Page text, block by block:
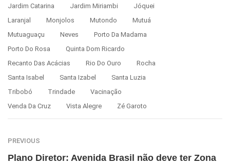
Jardim Catarina
Jardim Miriambi
Jóquei
Laranjal
Monjolos Mutondo
Mutuá
Mutuaguaçu
Neves
Porto Da Madama
Porto Do Rosa
Quinta Dom Ricardo
Recanto Das Acácias
Rio Do Ouro
Rocha
Santa Isabel
Santa Izabel
Santa Luzia
Tribobó
Trindade
Vacinação
Venda Da Cruz
Vista Alegre Zé Garoto
PREVIOUS
Plano Diretor: Avenida Brasil não deve ter Zona